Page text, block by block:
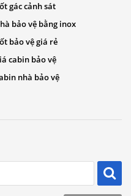
gác cảnh sát
bảo vệ bằng inox
bảo vệ giá rẻ
cabin bảo vệ
nhà bảo vệ